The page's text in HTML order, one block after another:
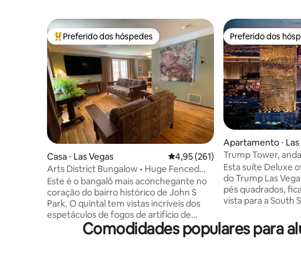
Entre os melhores preferidos dos hóspedes
Preferido dos hóspedes
Casa ⋅ Las Vegas 4,95 de uma avaliação média de
4,95 (261)
Arts District Bungalow • Huge Fenced
Yard • Pets
Este é o bangalô mais aconchegante no
coração do bairro histórico de John S
Park. O quintal tem vistas incríveis dos
espetáculos de fogos de artifício de
verão do hotel (junho/julho)! - Muito
adequado para animais de estimação! -
Preferido dos
Preferido dos
Apartamento ⋅ Las
Trump Tower,
Strip e a esfera
Esta suíte Deluxe
do Trump Las
pés quadrados,
vista para a South
estacionamento
manobrista,
Comodidades populares para